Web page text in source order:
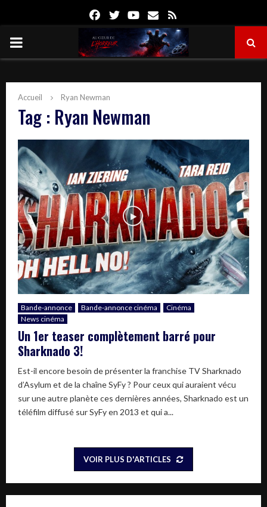
FacebookTwitterYoutube
Email
PRIMARY
Accueil Ryan Newman
Tag : Ryan Newman
Bande-annonce Bande-annonce cinéma
Cinéma
News cinéma
Un 1er teaser complètement barré pour
Sharknado 3!
Est-il encore besoin de présenter la franchise TV Sharknado
d’Asylum et de la chaîne SyFy ? Pour ceux qui auraient vécu
sur une autre planète ces dernières années, Sharknado est un
téléfilm diffusé sur SyFy en 2013 et qui a...
VOIR PLUS D'ARTICLES